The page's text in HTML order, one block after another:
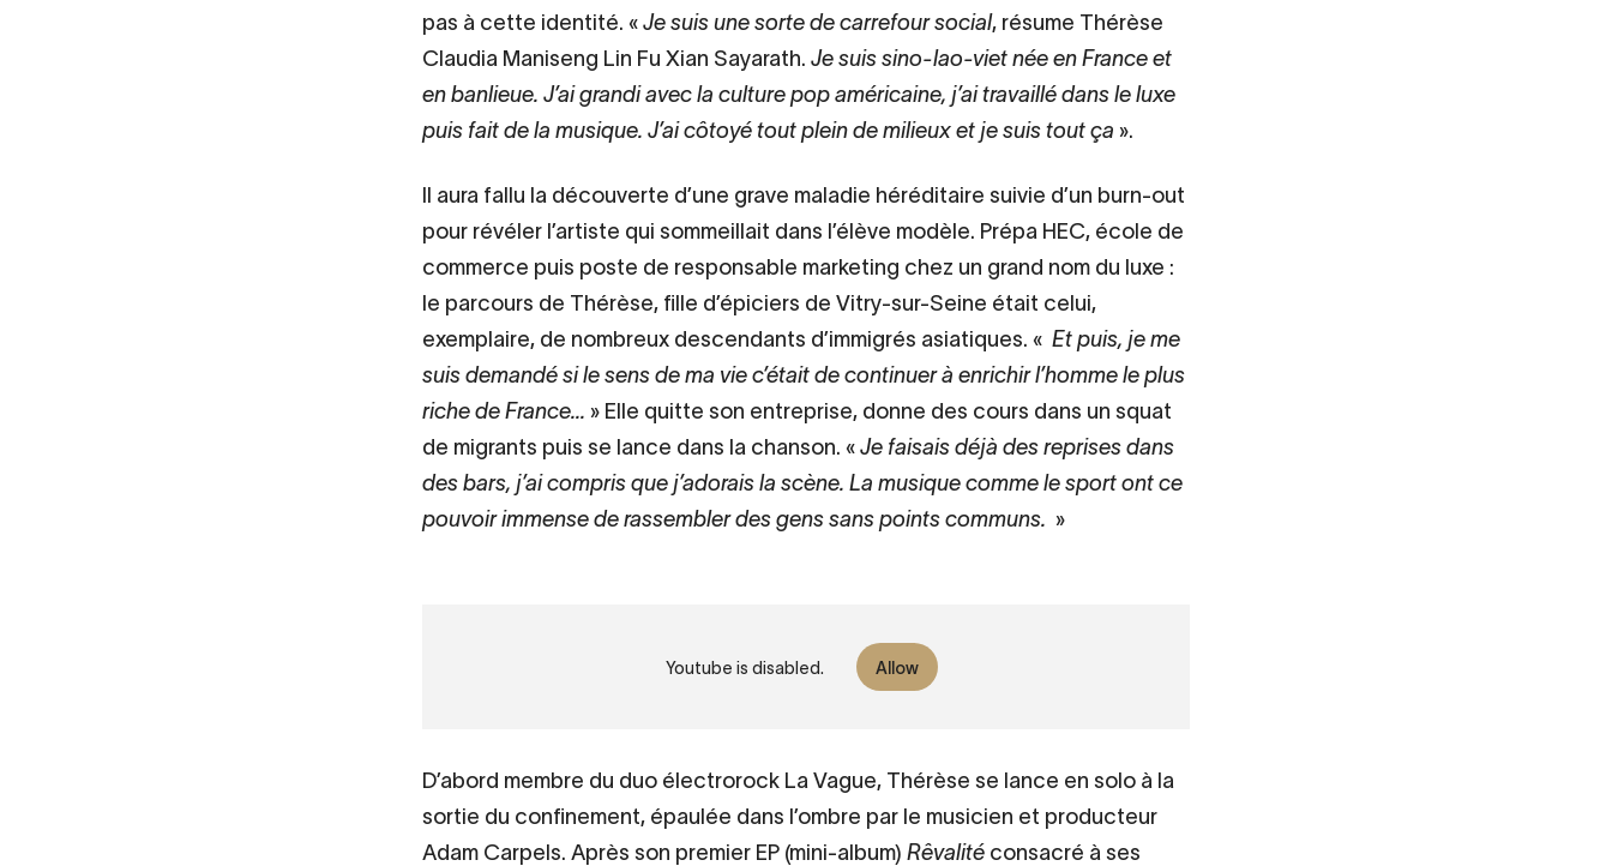
pas à cette identité. « Je suis une sorte de carrefour social, résume Thérèse
Claudia Maniseng Lin Fu Xian Sayarath. Je suis sino-lao-viet née en France et
en banlieue. J’ai grandi avec la culture pop américaine, j’ai travaillé dans le luxe
puis fait de la musique. J’ai côtoyé tout plein de milieux et je suis tout ça ».
Il aura fallu la découverte d’une grave maladie héréditaire suivie d’un burn-out
pour révéler l’artiste qui sommeillait dans l’élève modèle. Prépa HEC, école de
commerce puis poste de responsable marketing chez un grand nom du luxe :
le parcours de Thérèse, fille d’épiciers de Vitry-sur-Seine était celui,
exemplaire, de nombreux descendants d’immigrés asiatiques. « Et puis, je me
suis demandé si le sens de ma vie c’était de continuer à enrichir l’homme le plus
riche de France... » Elle quitte son entreprise, donne des cours dans un squat
de migrants puis se lance dans la chanson. « Je faisais déjà des reprises dans
des bars, j’ai compris que j’adorais la scène. La musique comme le sport ont ce
pouvoir immense de rassembler des gens sans points communs. »
Thérèse - Chinoise ? [Clip Officiel]
Youtube is disabled. Allow
D’abord membre du duo électrorock La Vague, Thérèse se lance en solo à la
sortie du confinement, épaulée dans l’ombre par le musicien et producteur
Adam Carpels. Après son premier EP (mini-album) Rêvalité consacré à ses